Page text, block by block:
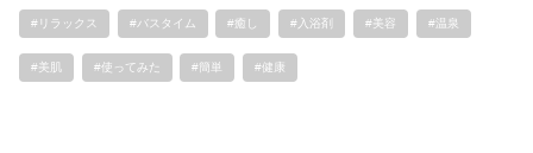
#リラックス #バスタイム #癒し #入浴剤 #美容 #温泉
#美肌 #使ってみた #簡単 #健康